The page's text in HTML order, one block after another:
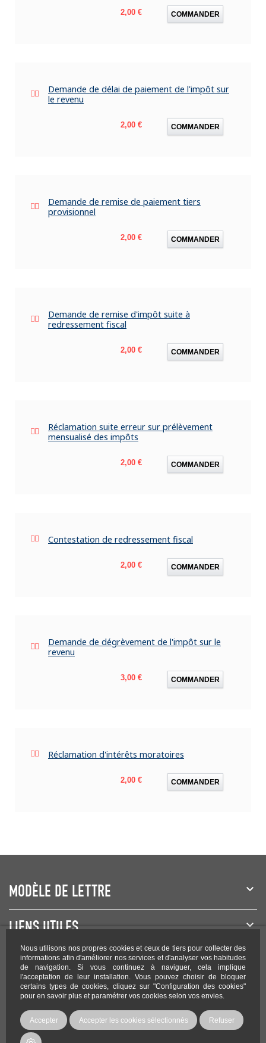
Nous utilisons nos propres cookies et ceux de tiers pour collecter des
informations afin d'améliorer nos services et d'analyser vos habitudes
de navigation. Si vous continuez à naviguer, cela implique
l'acceptation de leur installation. Vous pouvez choisir de bloquer
certains types de cookies, cliquez sur "Configuration des cookies"
pour en savoir plus et paramétrer vos cookies selon vos envies.
Accepter Accepter les cookies sélectionnés Refuser
Prix
2,00 € COMMANDER
Demande de délai de paiement de l'impôt sur
le revenu
Prix
2,00 € COMMANDER
Demande de remise de paiement tiers
provisionnel
Prix
2,00 € COMMANDER
Demande de remise d'impôt suite à
redressement fiscal
Prix
2,00 € COMMANDER
Réclamation suite erreur sur prélèvement
mensualisé des impôts
Prix
2,00 € COMMANDER
Contestation de redressement fiscal
Prix
2,00 € COMMANDER
Demande de dégrèvement de l'impôt sur le
revenu
Prix
3,00 € COMMANDER
Réclamation d'intérêts moratoires
Prix
2,00 € COMMANDER
MODÈLE DE LETTRE
LIENS UTILES
NEWSLETTER